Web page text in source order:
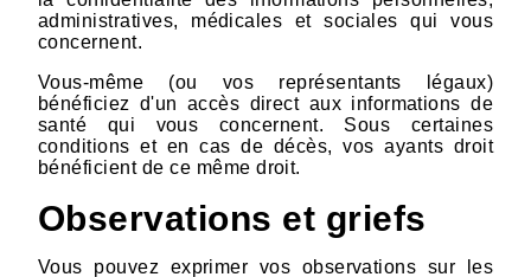
administratives, médicales et sociales qui vous
concernent.
Vous-même (ou vos représentants légaux)
bénéficiez d'un accès direct aux informations de
santé qui vous concernent. Sous certaines
conditions et en cas de décès, vos ayants droit
bénéficient de ce même droit.
Observations et griefs
Vous pouvez exprimer vos observations sur les